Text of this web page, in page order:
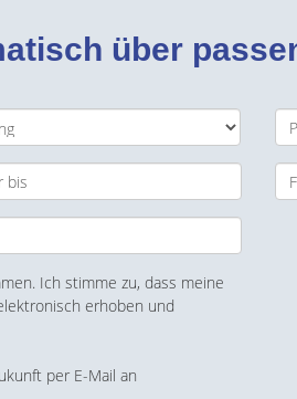
über
Ich stimme zu, dass meine
erhoben und
per E-Mail an